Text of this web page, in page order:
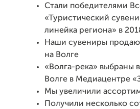
Стали победителями
«Туристический
линейка региона» в
Наши сувениры
на Волге
«Волга-река» выбраны
Волге в Медиацентре
Мы увеличили
Получили несколько